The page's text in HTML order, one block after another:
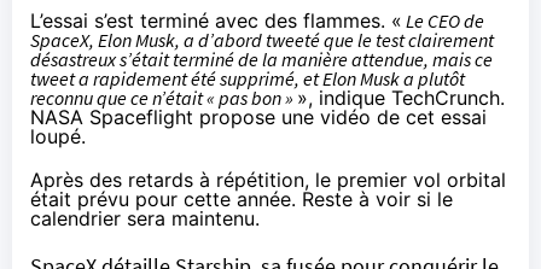
L’essai s’est terminé avec des flammes. « Le CEO de
SpaceX, Elon Musk, a d’abord tweeté que le test clairement
désastreux s’était terminé de la manière attendue, mais ce
tweet a rapidement été supprimé, et Elon Musk a plutôt
reconnu que ce n’était « pas bon » », indique TechCrunch.
NASA Spaceflight propose une vidéo de cet essai
loupé.
Après des retards à répétition, le premier vol orbital
était prévu pour cette année. Reste à voir si le
calendrier sera maintenu.